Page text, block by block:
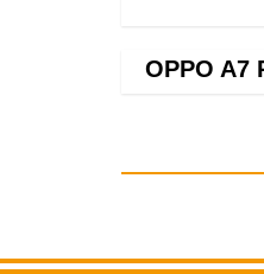
OPPO A7